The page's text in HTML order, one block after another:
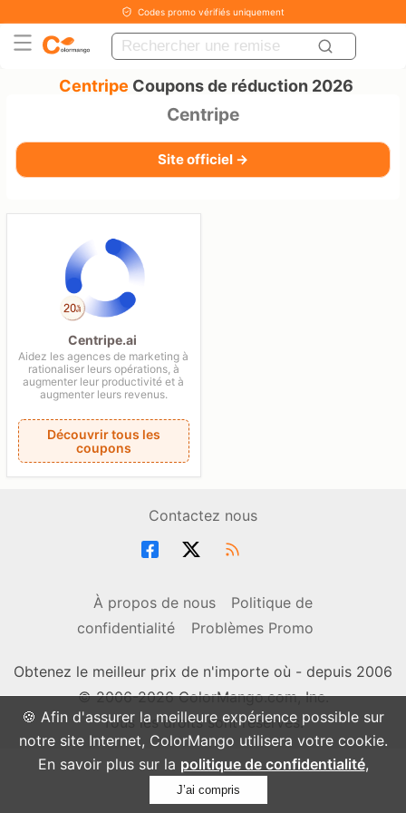
🍪 Afin d'assurer la meilleure expérience possible sur
notre site Internet, ColorMango utilisera votre cookie.
En savoir plus sur la politique de confidentialité,
J’ai compris
Codes promo vérifiés uniquement
Centripe Coupons de réduction 2026
Centripe
Site officiel →
Centripe.ai
Aidez les agences de marketing à
rationaliser leurs opérations, à
augmenter leur productivité et à
augmenter leurs revenus.
Découvrir tous les
coupons
Contactez nous
À propos de nous
Politique de
confidentialité
Problèmes Promo
Obtenez le meilleur prix de n'importe où - depuis 2006
© 2006-2026 ColorMango.com, Inc.
Tous les droits sont réservés.